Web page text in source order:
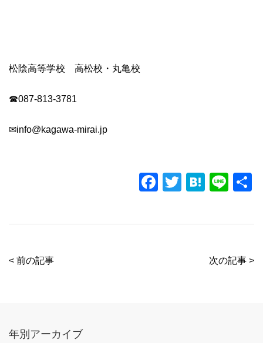
松陰高等学校 高松校・丸亀校
☎087-813-3781
✉info@kagawa-mirai.jp
F
c
T
tt
H
e
a
Li
e
< 前の記事 次の記事 >
年別アーカイブ